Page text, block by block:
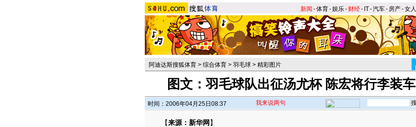
新闻 -体育-娱乐- 财经- IT-汽车- 房产-女人
阿迪达斯搜狐体育 > 综合体育 > 羽毛球 > 精彩图片
图文：羽毛球队出征汤尤杯 陈宏将行李装车
时间：2006年04月25日08:37 我来说两句
【来源：新华网 】